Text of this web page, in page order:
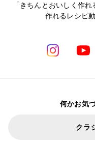
「きちんとおいしく作
作れるレシピ
何かお気
クラ